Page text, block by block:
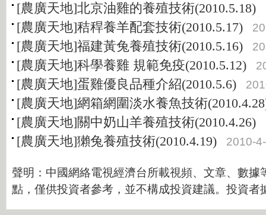
[農廣天地]北京油雞的養殖技術(2010.5.18)
[農廣天地]秸稈養羊配套技術(2010.5.17)
[農廣天地]福建黃兔養殖技術(2010.5.16)
[農廣天地]科學養雞 規範免疫(2010.5.12)
[農廣天地]蛋雞優良品種介紹(2010.5.6)
[農廣天地]網箱網圍淡水養魚技術
[農廣天地]關中奶山羊養殖技術(2010.4.26)
[農廣天地]獺兔養殖技術(2010.4.19) 2010-
聲明：中國網絡電視經濟台所載視頻、文章、數據
點，僅供投資者參考，並不構成投資建議。投資者